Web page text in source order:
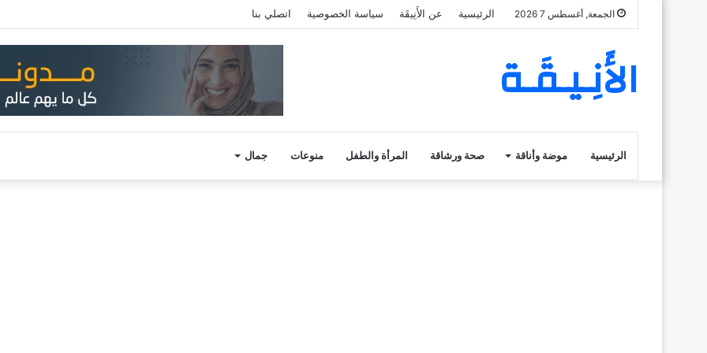
الجمعة, أغسطس 7 2026 الرئيسية عن الأَنِيقَة سياسة الخصوصية اتصلي بنا
الأَنِـيـقَـة
الرئيسية موضة وأناقة صحة ورشاقة المرأة والطفل منوعات جمال